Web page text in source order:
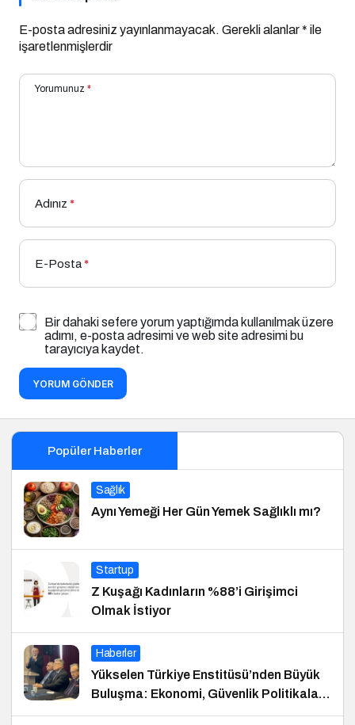
E-posta adresiniz yayınlanmayacak. Gerekli alanlar* ile
işaretlenmişlerdir
Yorumunuz *
Adınız *
E-Posta*
Bir dahaki sefere yorum yaptığımda kullanılmak üzere
adımı, e-posta adresimi ve web site adresimi bu
tarayıcıya kaydet.
YORUM GÖNDER
Popüler Haberler
Sağlık
Aynı Yemeği Her Gün Yemek Sağlıklı mı?
Startup
Z Kuşağı Kadınların %88’i Girişimci
Olmak İstiyor
Haberler
Yükselen Türkiye Enstitüsü’nden Büyük
Buluşma: Ekonomi, Güvenlik Politikaları
ve Hukuk Konferansı